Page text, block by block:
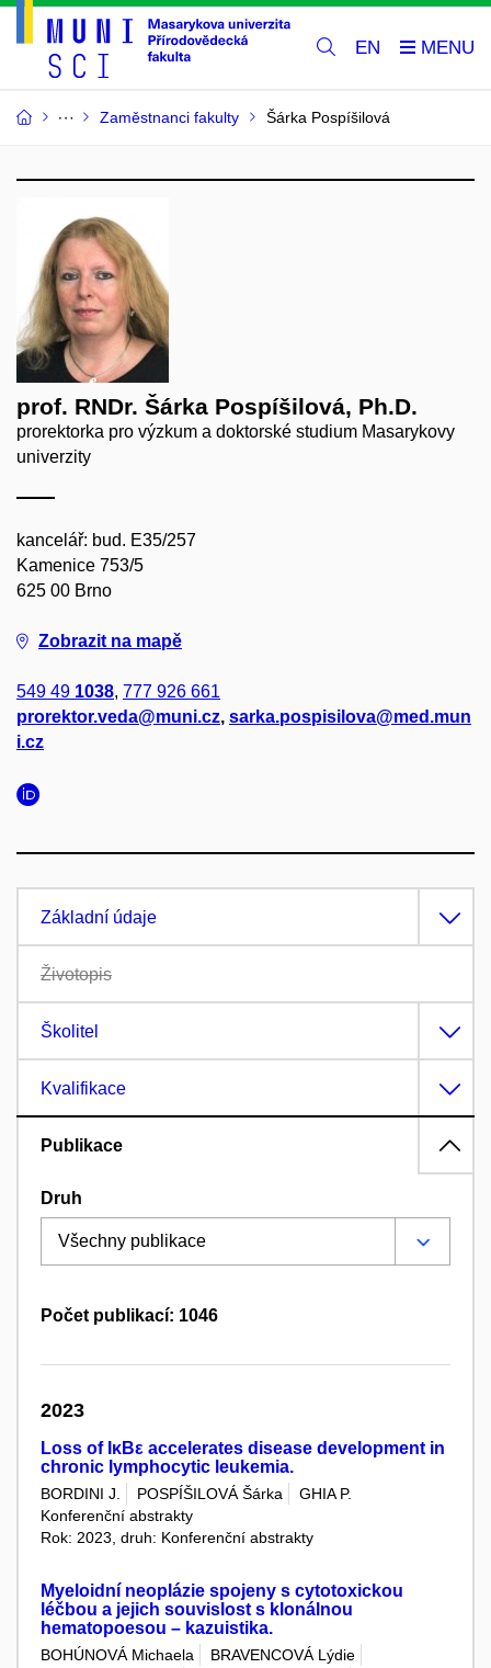
EN
Zaměstnanci fakulty Šárka Pospíšilová
prof. RNDr. Šárka Pospíšilová, Ph.D.
prorektorka pro výzkum a doktorské studium Masarykovy
univerzity
kancelář: bud. E35/257
Kamenice 753/5
625 00 Brno
Zobrazit na mapě
549 49 1038, 777 926 661
prorektor.veda@muni.cz, sarka.pospisilova@med.mun
i.cz
Základní údaje
Životopis
Školitel
Kvalifikace
Publikace
Druh
Počet publikací: 1046
2023
Loss of IκBε accelerates disease development in
chronic lymphocytic leukemia.
BORDINI J. POSPÍŠILOVÁ Šárka
GHIA P.
Konferenční abstrakty
Rok: 2023, druh: Konferenční abstrakty
Myeloidní neoplázie spojeny s cytotoxickou
léčbou a jejich souvislost s klonálnou
hematopoesou – kazuistika.
BOHÚNOVÁ Michaela
BRAVENCOVÁ Lýdie